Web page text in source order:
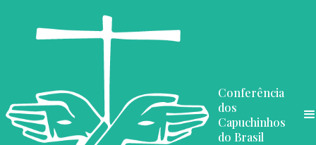
Conferência
dos
Capuchinhos
do Brasil